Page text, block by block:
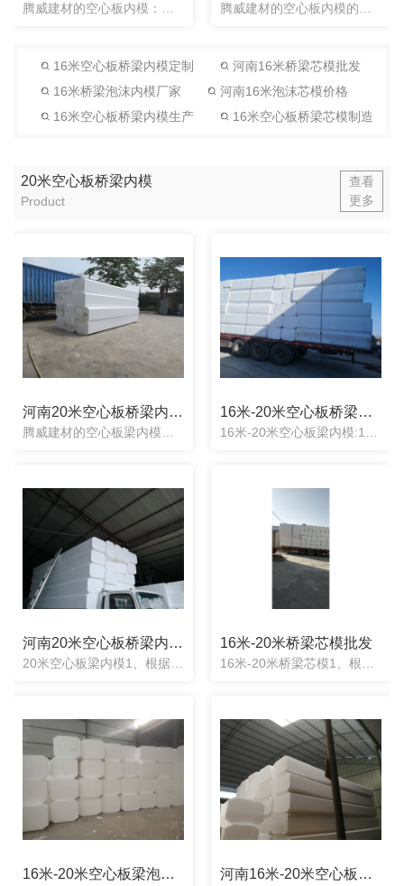
腾威建材的空心板内模：一次性泡沫芯模可以根据图纸做成任意形状的内模，这个基本没有局限性，并且可以多片空心板梁一起预制，梁的两端同时浇筑。一次性泡沫芯模方便，快捷，省时省工。 腾威建材的空心板内模的使用方法：一次性芯模采用一次布设，内模放入不用取出一次性使用，预制板一次浇筑成型的方式。即在预制板钢筋安装及外模加固完成后，暂不安装封端混凝土横向钢筋，先将用透明胶带对接至设计长...
16米空心板桥梁内模定制
河南16米桥梁芯模批发
16米桥梁泡沫内模厂家
河南16米泡沫芯模价格
16米空心板桥梁内模生产
16米空心板桥梁芯模制造
20米空心板桥梁内模
Product
查看
更多
河南20米空心板桥梁内模厂家 16米-20米空心板桥梁内模定制
河南20米空心板桥梁内模厂家 16米-20米桥梁芯模批发
16米-20米空心板梁泡沫芯模生产 河南16米-20米空心板桥梁内模厂家